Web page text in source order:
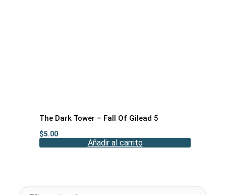
The Dark Tower – Fall Of Gilead 5
$5.00
Añadir al carrito